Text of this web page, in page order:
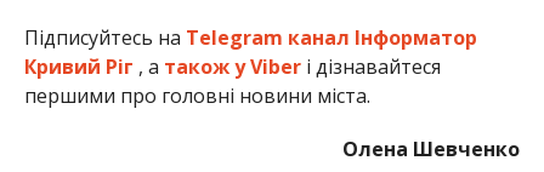
Підписуйтесь на Telegram канал Інформатор
Кривий Ріг , а також у Viberі дізнавайтеся
першими про головні новини міста.
Олена Шевченко